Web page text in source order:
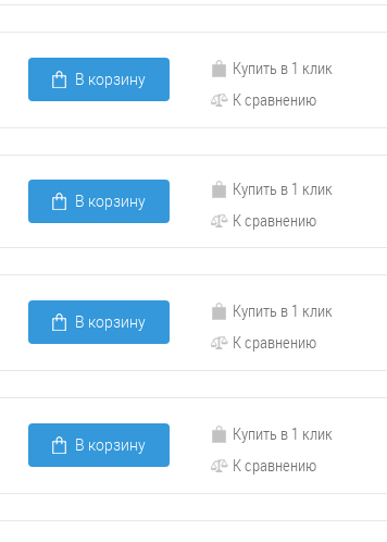
В корзину
Купить в 1 клик
К сравнению
В корзину
Купить в 1 клик
К сравнению
В корзину
Купить в 1 клик
К сравнению
В корзину
Купить в 1 клик
К сравнению